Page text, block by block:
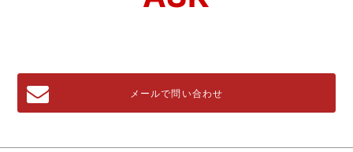
メールで問い合わせ